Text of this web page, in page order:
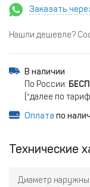
Заказать
Нашли дешевле?
В наличии
По России:
(*далее по
Оплата по
Технические
Диаметр